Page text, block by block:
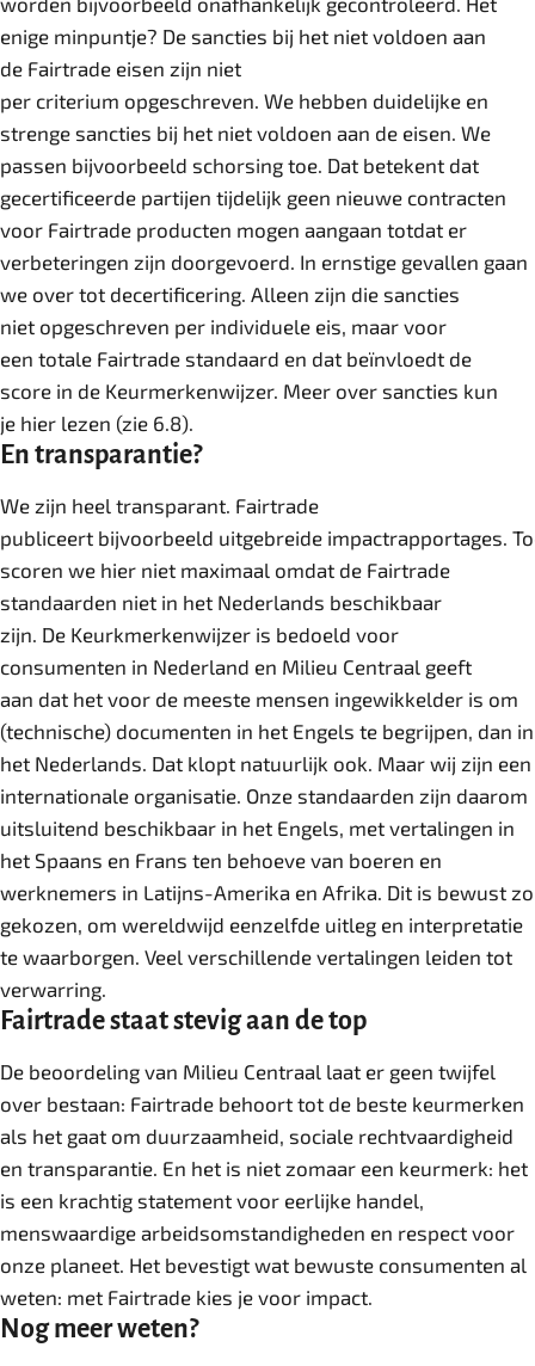
enige minpuntje? De sancties bij het niet voldoen aan
de Fairtrade eisen zijn niet
per criterium opgeschreven. We hebben duidelijke en
strenge sancties bij het niet voldoen aan de eisen. We
passen bijvoorbeeld schorsing toe. Dat betekent dat
gecertificeerde partijen tijdelijk geen nieuwe contracten
voor Fairtrade producten mogen aangaan totdat er
verbeteringen zijn doorgevoerd. In ernstige gevallen gaan
we over tot decertificering. Alleen zijn die sancties
niet opgeschreven per individuele eis, maar voor
een totale Fairtrade standaard en dat beïnvloedt de
score in de Keurmerkenwijzer. Meer over sancties kun
je hier lezen (zie 6.8).
En transparantie?
We zijn heel transparant. Fairtrade
publiceert bijvoorbeeld uitgebreide impactrapportages.
scoren we hier niet maximaal omdat de Fairtrade
standaarden niet in het Nederlands beschikbaar
zijn. De Keurkmerkenwijzer is bedoeld voor
consumenten in Nederland en Milieu Centraal geeft
aan dat het voor de meeste mensen ingewikkelder is om
(technische) documenten in het Engels te begrijpen, dan in
het Nederlands. Dat klopt natuurlijk ook. Maar wij zijn een
internationale organisatie. Onze standaarden zijn daarom
uitsluitend beschikbaar in het Engels, met vertalingen in
het Spaans en Frans ten behoeve van boeren en
werknemers in Latijns-Amerika en Afrika. Dit is bewust zo
gekozen, om wereldwijd eenzelfde uitleg en interpretatie
te waarborgen. Veel verschillende vertalingen leiden tot
verwarring.
Fairtrade staat stevig aan de top
De beoordeling van Milieu Centraal laat er geen twijfel
over bestaan: Fairtrade behoort tot de beste keurmerken
als het gaat om duurzaamheid, sociale rechtvaardigheid
en transparantie. En het is niet zomaar een keurmerk: het
is een krachtig statement voor eerlijke handel,
menswaardige arbeidsomstandigheden en respect voor
onze planeet. Het bevestigt wat bewuste consumenten al
weten: met Fairtrade kies je voor impact.
Nog meer weten?